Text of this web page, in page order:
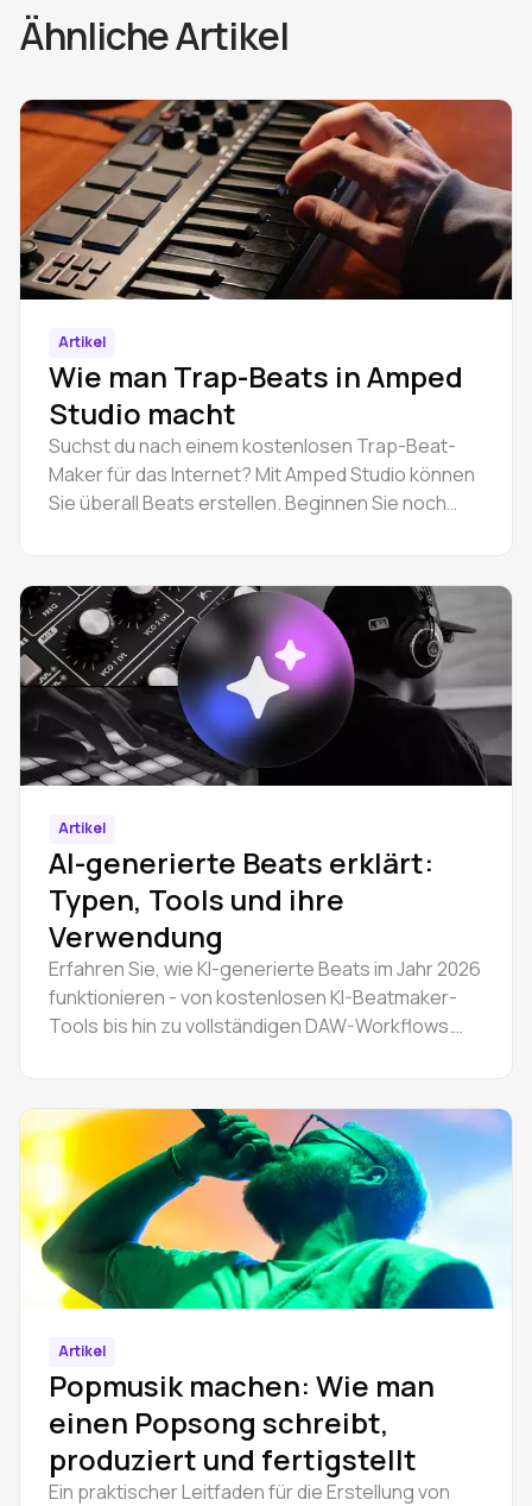
Ähnliche Artikel
Artikel
Wie man Trap-Beats in Amped
Studio macht
Suchst du nach einem kostenlosen Trap-Beat-
Maker für das Internet? Mit Amped Studio können
Sie überall Beats erstellen. Beginnen Sie noch
Artikel
AI-generierte Beats erklärt:
Typen, Tools und ihre
Verwendung
Erfahren Sie, wie KI-generierte Beats im Jahr 2026
funktionieren - von kostenlosen KI-Beatmaker-
Tools bis hin zu vollständigen DAW-Workflows.
Schritt-für-Schritt-Anleitung.
Artikel
Popmusik machen: Wie man
einen Popsong schreibt,
produziert und fertigstellt
Ein praktischer Leitfaden für die Erstellung von